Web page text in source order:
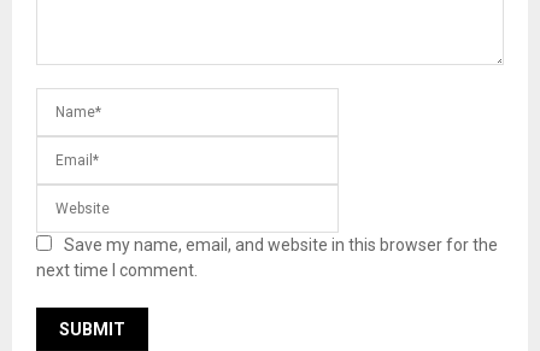
Save my name, email, and website in this browser for the
next time I comment.